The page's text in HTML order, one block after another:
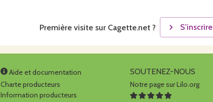
Première visite sur Cagette.net ? S'inscrire
Aide et documentation
Charte producteurs
Information producteurs
SOUTENEZ-NOUS
Notre page sur Lilo.org